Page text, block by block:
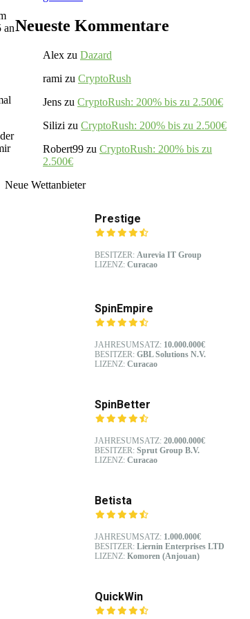
anNeueste Kommentare
Alex zu Dazard
rami zu CryptoRush
Jens zu CryptoRush: 200% bis zu 2.500€
Silizi zu CryptoRush: 200% bis zu 2.500€
Robert99 zu CryptoRush: 200% bis zu
2.500€
Neue Wettanbieter
Prestige
BESITZER: Aurevia IT Group
LIZENZ: Curacao
SpinEmpire
JAHRESUMSATZ: 10.000.000€
BESITZER: GBL Solutions N.V.
LIZENZ: Curacao
SpinBetter
JAHRESUMSATZ: 20.000.000€
BESITZER: Sprut Group B.V.
LIZENZ: Curacao
Betista
JAHRESUMSATZ: 1.000.000€
BESITZER: Liernin Enterprises LTD
LIZENZ: Komoren (Anjouan)
QuickWin